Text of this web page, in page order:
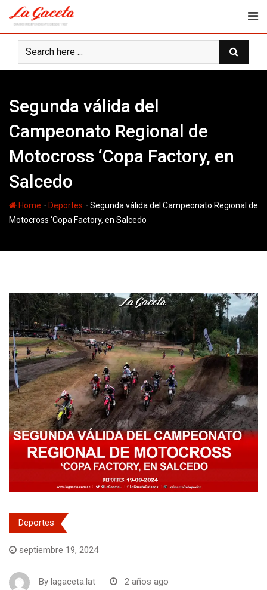
content
Segunda válida del
Campeonato Regional de
Motocross ‘Copa Factory, en
Salcedo
Home - Deportes -Segunda válida del Campeonato Regional de
Motocross ‘Copa Factory, en Salcedo
Deportes
septiembre 19, 2024
By lagaceta.lat 2 años ago